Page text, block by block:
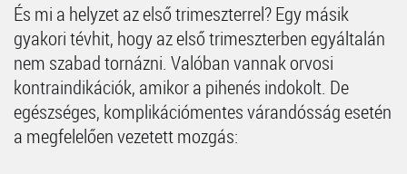
És mi a helyzet az első trimeszterrel? Egy másik
gyakori tévhit, hogy az első trimeszterben egyáltalán
nem szabad tornázni. Valóban vannak orvosi
kontraindikációk, amikor a pihenés indokolt. De
egészséges, komplikációmentes várandósság esetén
a megfelelően vezetett mozgás: